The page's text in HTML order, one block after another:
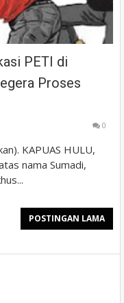
PETI di
Proses
0
KAPUAS HULU,
nama Sumadi,
POSTINGAN LAMA